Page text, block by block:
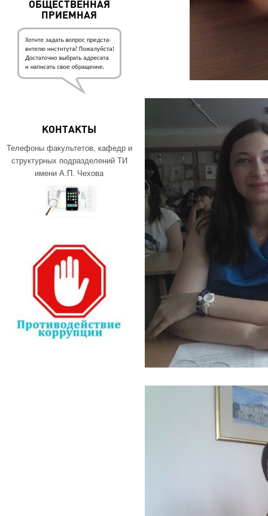
ОБЩЕСТВЕННАЯ
ПРИЕМНАЯ
КОНТАКТЫ
Телефоны факультетов, кафедр и
структурных подразделений ТИ
имени А.П. Чехова